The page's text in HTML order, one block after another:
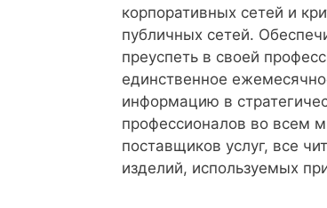
корпоративных сетей и
публичных сетей.
преуспеть в своей
единственное
информацию в
профессионалов во всем
поставщиков услуг, все
изделий, используемых